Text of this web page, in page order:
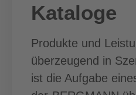
Kataloge
Produkte und
überzeugend in
ist die Aufgabe